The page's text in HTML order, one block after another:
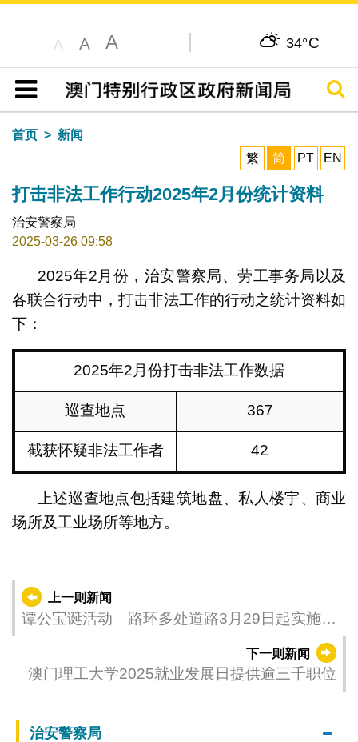
A A A 34°C
目录
搜寻
首页
新闻
繁
简 PT EN
打击非法工作行动2025年2月份统计资料
治安警察局
2025-03-26 09:58
2025年2月份，治安警察局、劳工事务局以及
各联合行动中，打击非法工作的行动之统计资料如
下：
2025年2月份打击非法工作数据
巡查地点 367
截获怀疑非法工作者 42
上述巡查地点包括建筑地盘、私人楼宇、商业
场所及工业场所等地方。
上一则新闻
谭公宝诞活动 路环多处道路3月29日起实施临
下一则新闻
澳门理工大学2025就业发展日提供逾三千职位
治安警察局